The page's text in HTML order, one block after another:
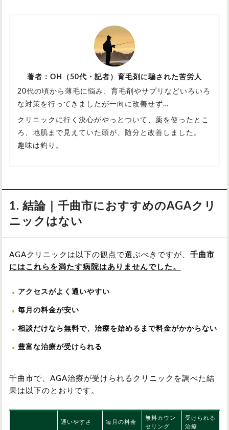
著者：OH（50代・記者）育毛剤に騙された苦労人
20代の頃から薄毛に悩み、育毛剤やサプリなどいろいろ
な対策を行ってきましたが一向に改善せず…
クリニックに行く決心がやっとついて、薬を使ったとこ
ろ、地肌まで見えていた頭が、随分と改善しました。
趣味は釣り。
1. 結論｜千曲市におすすめのAGAクリ
ニックはない
AGAクリニックは以下の観点で選ぶべきですが、 千曲市
にはこれらを満たす病院はありませんでした。
アクセスがよく通いやすい
毎月の料金が安い
相談だけなら無料で、治療を始めるまで料金がかからない
豊富な治療が受けられる
千曲市で、AGA治療が受けられるクリニックを調べた結
果は以下のとおりです。
通いやすさ 毎月の料金
無料カウン
セリング
受けられる
治療